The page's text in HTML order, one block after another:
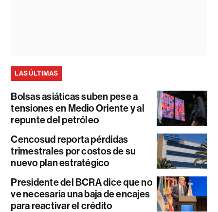
LAS ÚLTIMAS
Bolsas asiáticas suben pese a
tensiones en Medio Oriente y al
repunte del petróleo
Cencosud reporta pérdidas
trimestrales por costos de su
nuevo plan estratégico
Presidente del BCRA dice que no
ve necesaria una baja de encajes
para reactivar el crédito